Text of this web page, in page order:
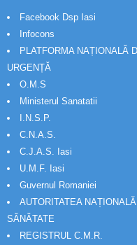
Facebook Dsp Iasi
Infocons
PLATFORMA NAȚIONALĂ
URGENȚĂ
O.M.S
Ministerul Sanatatii
I.N.S.P.
C.N.A.S.
C.J.A.S. Iasi
U.M.F. Iasi
Guvernul Romaniei
AUTORITATEA
SĂNĂTATE
REGISTRUL C.M.R.